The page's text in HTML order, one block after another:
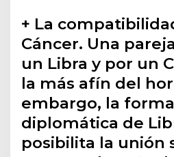
+ La
Cáncer. Una
un Libra y por un
la más afín del
embargo, la
diplomática de
posibilita la unión